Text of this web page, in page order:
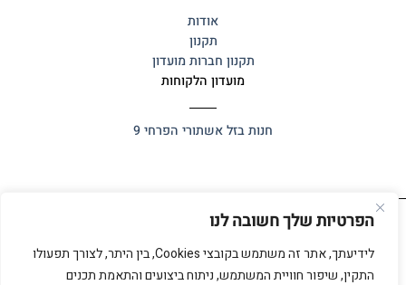
הפרטיות שלך חשובה לנו
לידיעתך, אתר זה משתמש בקובצי Cookies, בין היתר, לצורך תפעולו
התקין, שיפור חוויית המשתמש, ניתוח ביצועים והתאמת תכנים
אודות
תקנון
תקנון חברות מועדון
מועדון הלקוחות
חנות בזלאשתורי הפרחי 9
כל הזכויות שמורות 2025 © אלף אלף